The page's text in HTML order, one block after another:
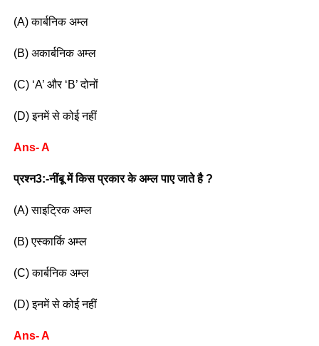
(A) कार्बनिक अम्ल
(B) अकार्बनिक अम्ल
(C) ‘A’ और ‘B’ दोनों
(D) इनमें से कोई नहीं
Ans- A
प्रश्न3:-नींबू में किस प्रकार के अम्ल पाए जाते है ?
(A) साइट्रिक अम्ल
(B) एस्कार्कि अम्ल
(C) कार्बनिक अम्ल
(D) इनमें से कोई नहीं
Ans- A